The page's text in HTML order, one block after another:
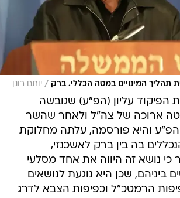
תהליך המינויים במטה הכללי. ברק / יותם רונן
הפיקוד עליון (הפ"ע) שגובשה
ארוכה של צה"ל ולאחר שהשר
והיא פורסמה, עלתה מחלוקת
בה בין ברק לאשכנזי,
כי נושא זה היווה את אחד מסלעי
ביניהם, שכן היא נוגעת לנושאים
הרמטכ"ל וכפיפות הצבא לדרג